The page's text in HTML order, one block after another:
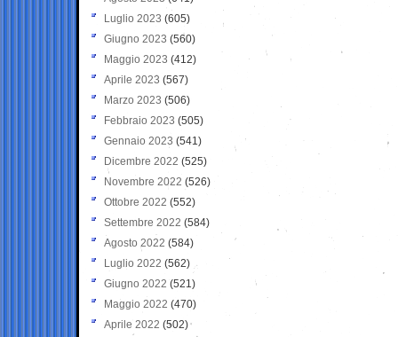
Luglio 2023 (605)
Giugno 2023 (560)
Maggio 2023 (412)
Aprile 2023 (567)
Marzo 2023 (506)
Febbraio 2023 (505)
Gennaio 2023 (541)
Dicembre 2022 (525)
Novembre 2022 (526)
Ottobre 2022 (552)
Settembre 2022 (584)
Agosto 2022 (584)
Luglio 2022 (562)
Giugno 2022 (521)
Maggio 2022 (470)
Aprile 2022 (502)